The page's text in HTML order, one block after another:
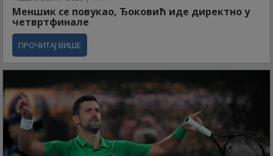
Меншик се повукао, Ђоковић иде директно у
четвртфинале
ПРОЧИТАЈ ВИШЕ